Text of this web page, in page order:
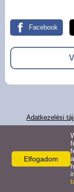
Alsórajk
EFOP-1.5.2-
Facebook
Adatkezelési
Elfogadom